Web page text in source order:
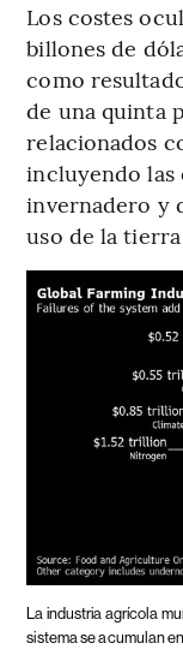
Los costes
billones de
como
de una quinta
relacionados
incluyendo las
invernadero y
uso de la
La industria agrícola
sistema se acumulan